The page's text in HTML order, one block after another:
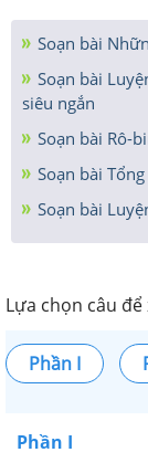
Soạn bài
Soạn bài
siêu ngắn
Soạn bài Rô-
Soạn bài
Soạn bài
Lựa chọn câu
Phần I
Phần I